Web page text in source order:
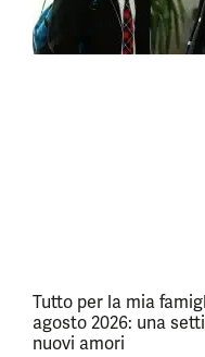
Tutto per la mia
agosto 2026: una
nuovi amori